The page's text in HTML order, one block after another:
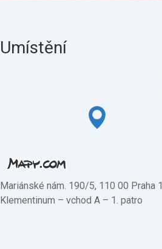
Umístění
Mariánské nám. 190/5, 110 00 Praha 1
Klementinum –⁠ vchod A –⁠ 1. patro